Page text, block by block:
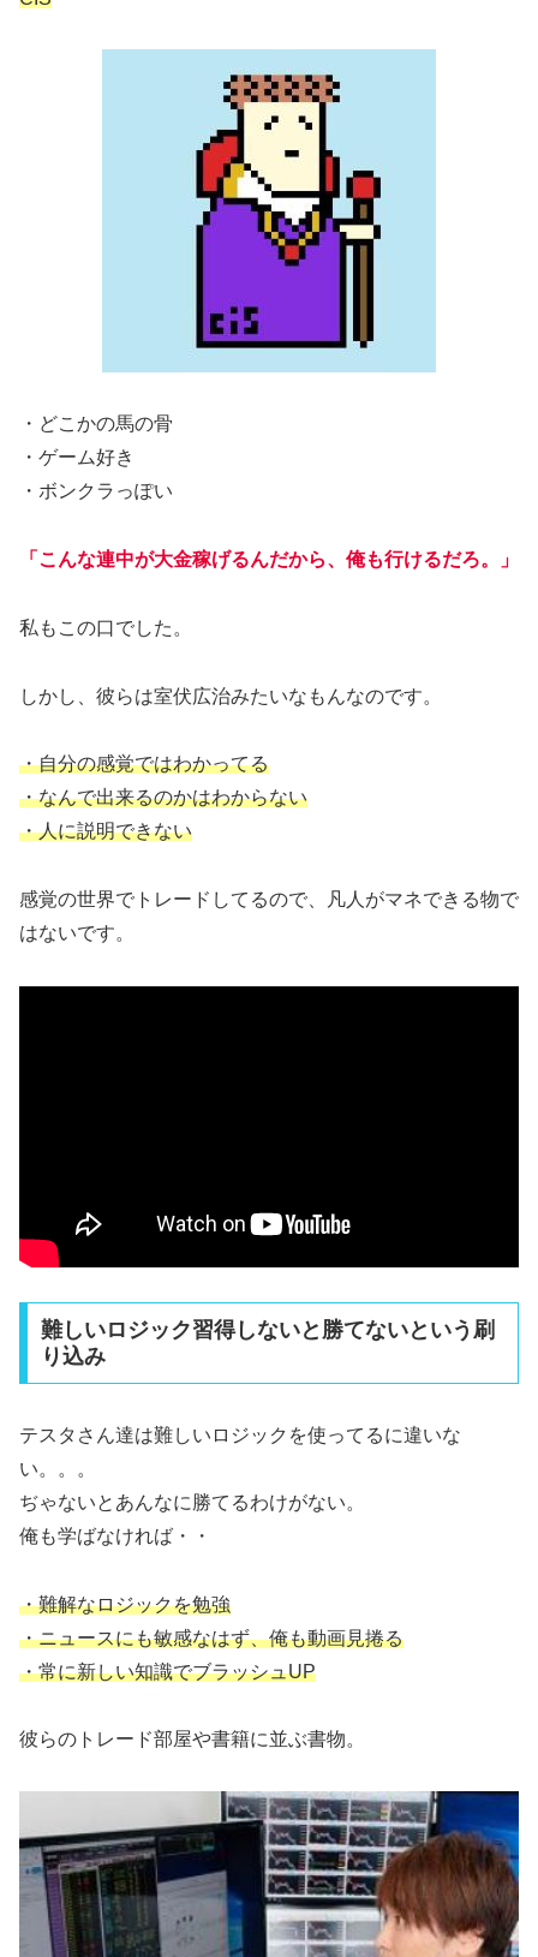
・どこかの馬の骨
・ゲーム好き
・ボンクラっぽい
「こんな連中が大金稼げるんだから、俺も行けるだろ。」
私もこの口でした。
しかし、彼らは室伏広治みたいなもんなのです。
・自分の感覚ではわかってる
・なんで出来るのかはわからない
・人に説明できない
感覚の世界でトレードしてるので、凡人がマネできる物で
はないです。
難しいロジック習得しないと勝てないという刷
り込み
テスタさん達は難しいロジックを使ってるに違いな
い。。。
ぢゃないとあんなに勝てるわけがない。
俺も学ばなければ・・
・難解なロジックを勉強
・ニュースにも敏感なはず、俺も動画見捲る
・常に新しい知識でブラッシュUP
彼らのトレード部屋や書籍に並ぶ書物。